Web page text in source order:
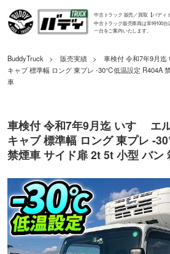
中古トラック 販売／買取【バディ
中古トラック販売車両は常時100
一台をご案内いたします。
BuddyTruck 販売実績
車検付 令和7年9月迄
キャブ 標準幅 ロング 東プレ -30℃低温設定 R404A
車
車検付 令和7年9月迄 いすゞ エ
キャブ 標準幅 ロング 東プレ -
禁煙車 サイド扉 2t 5t 小型 バン